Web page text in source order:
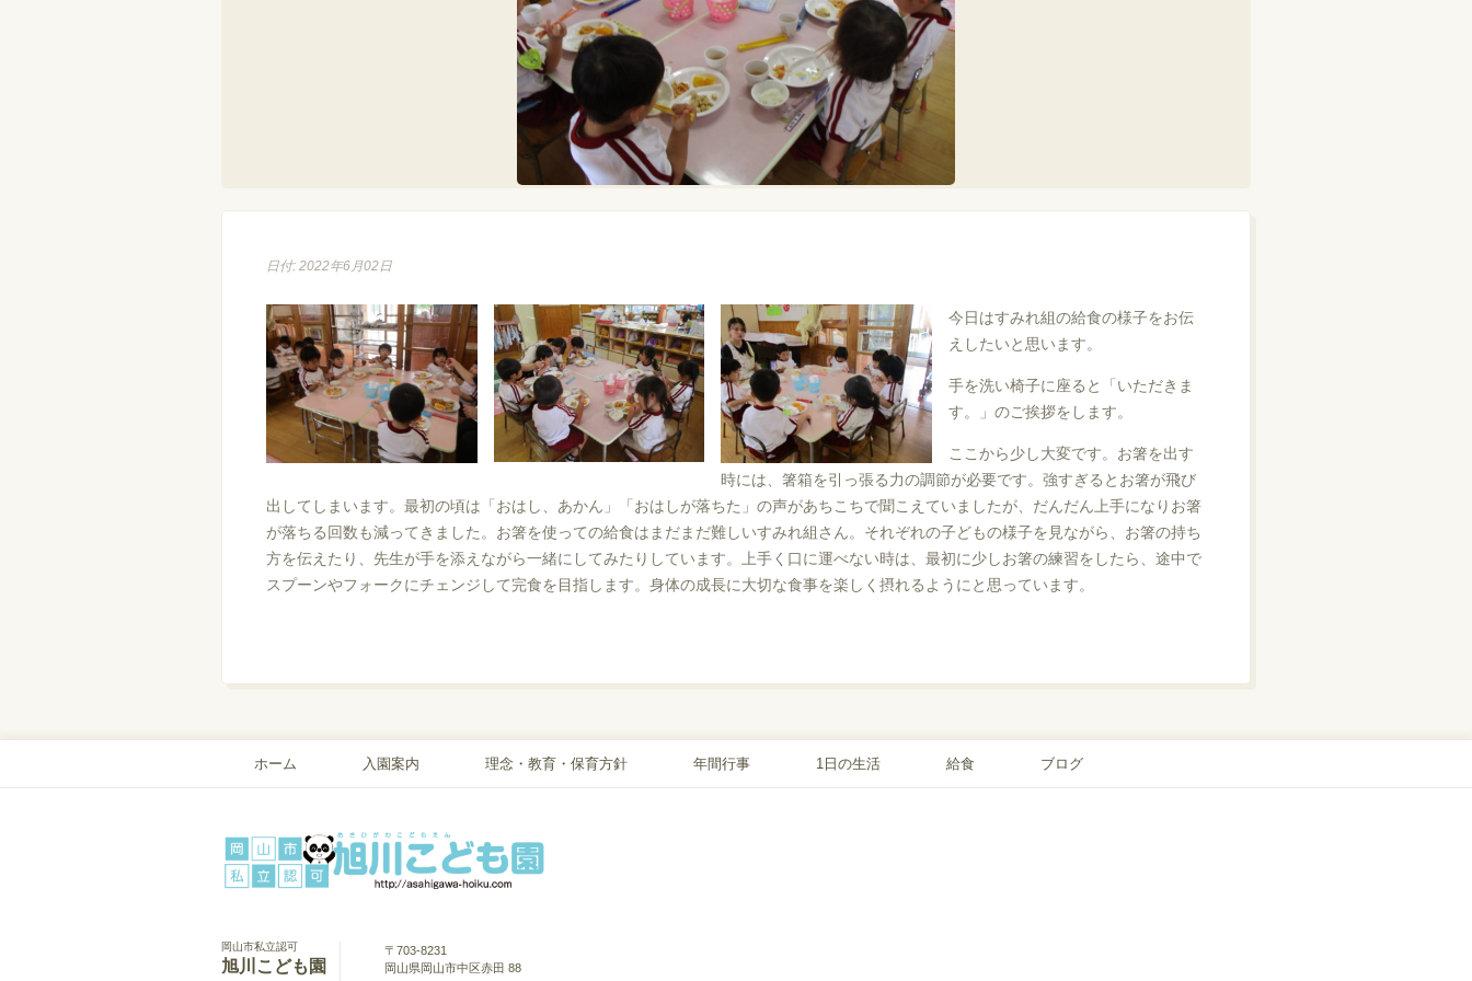
日付: 2022年6月02日
今日はすみれ組の給食の様子をお伝
えしたいと思います。
手を洗い椅子に座ると「いただきま
す。」のご挨拶をします。
ここから少し大変です。お箸を出す
時には、箸箱を引っ張る力の調節が必要です。強すぎるとお箸が飛び
出してしまいます。最初の頃は「おはし、あかん」「おはしが落ちた」の声があちこちで聞こえていましたが、だんだん上手になりお箸
が落ちる回数も減ってきました。お箸を使っての給食はまだまだ難しいすみれ組さん。それぞれの子どもの様子を見ながら、お箸の持ち
方を伝えたり、先生が手を添えながら一緒にしてみたりしています。上手く口に運べない時は、最初に少しお箸の練習をしたら、途中で
スプーンやフォークにチェンジして完食を目指します。身体の成長に大切な食事を楽しく摂れるようにと思っています。
ホーム 入園案内 理念・教育・保育方針 年間行事 1日の生活 給食 ブログ
岡山市私立認可
旭川こども園
〒703-8231
岡山県岡山市中区赤田 88